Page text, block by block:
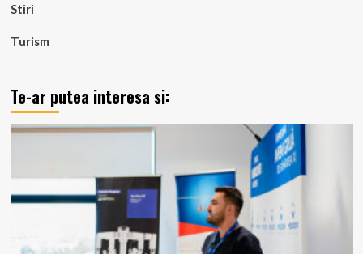
Stiri
Turism
Te-ar putea interesa si: